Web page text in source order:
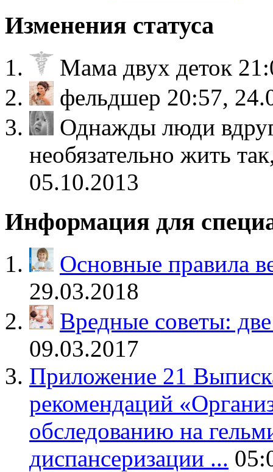
Изменения статуса
Мама двух деток
фельдшер 20:57,
Однажды люди
необязательно жить
05.10.2013
Информация для
Основные правила
29.03.2018
Вредные советы:
09.03.2017
Приложение 21
рекомендаций
обследованию на
диспансеризации ...